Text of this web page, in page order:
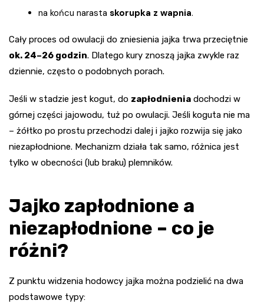
na końcu narasta skorupka z wapnia.
Cały proces od owulacji do zniesienia jajka trwa przeciętnie
ok. 24–26 godzin. Dlatego kury znoszą jajka zwykle raz
dziennie, często o podobnych porach.
Jeśli w stadzie jest kogut, do zapłodnienia dochodzi w
górnej części jajowodu, tuż po owulacji. Jeśli koguta nie ma
– żółtko po prostu przechodzi dalej i jajko rozwija się jako
niezapłodnione. Mechanizm działa tak samo, różnica jest
tylko w obecności (lub braku) plemników.
Jajko zapłodnione a
niezapłodnione – co je
różni?
Z punktu widzenia hodowcy jajka można podzielić na dwa
podstawowe typy: